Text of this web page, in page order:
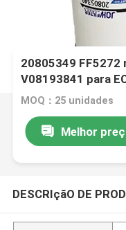
20805349 FF5272
V08193841 para
MOQ：25 unidades
Melhor
DESCRIçãO DE